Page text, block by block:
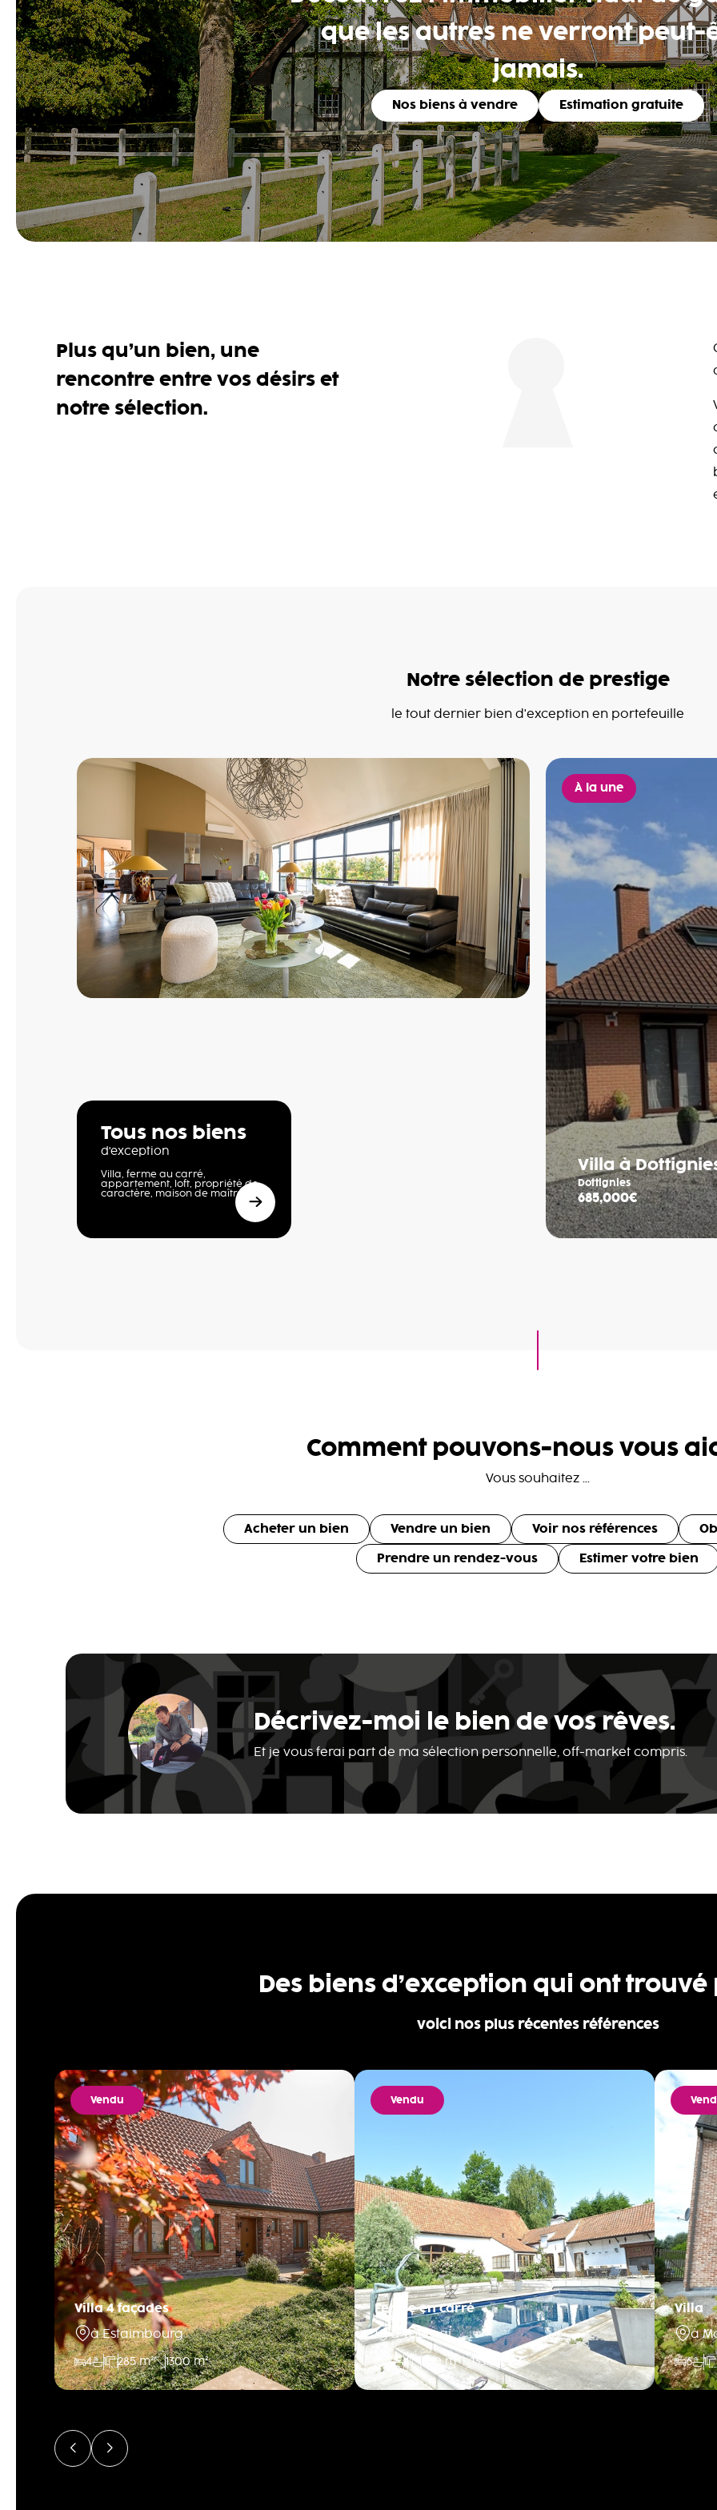
que les autres ne verront peut-
jamais.
Nos biens à vendre Estimation gratuite
Plus qu’un bien, une
rencontre entre vos désirs et
notre sélection.
Notre sélection de prestige
le tout dernier bien d'exception en portefeuille
Tous nos biens
d'exception
Villa, ferme au carré,
appartement, loft, propriété de
caractère, maison de maître,…
À la une
Villa à
Dottignies
685,000€
Comment pouvons-nous vous
Vous souhaitez ...
Acheter un bien Vendre un bien Voir nos références
Prendre un rendez-vous Estimer votre bien
Décrivez-moi le bien de vos rêves.
Et je vous ferai part de ma sélection personnelle, off-market compris.
Des biens d’exception qui ont
voici nos plus récentes références
Vendu
Villa 4 façades
à Estaimbourg
4 1 285 m² 1300 m²
Vendu
Ferme en carré
à Tournai
5 4 650 m² 13310 m²
Villa
à
6 1